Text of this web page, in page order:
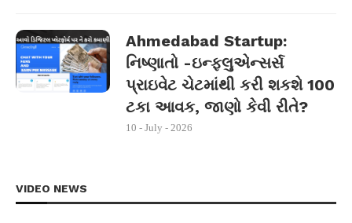
Ahmedabad Startup:
નિષ્ણાતો -ઇન્ફ્લુએન્સર્સ
પ્રાઇવેટ ચેટમાંથી કરી શકશે 100
ટકા આવક, જાણો કેવી રીતે?
10 - July - 2026
VIDEO NEWS